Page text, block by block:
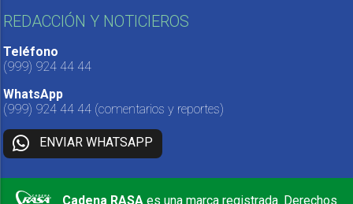
REDACCIÓN Y NOTICIEROS
Teléfono
(999) 924 44 44
WhatsApp
(999) 924 44 44 (comentarios y reportes)
ENVIAR WHATSAPP
Cadena RASA es una marca registrada. Derechos